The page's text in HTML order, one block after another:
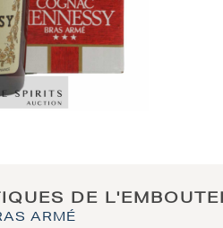
DE
ARMÉ